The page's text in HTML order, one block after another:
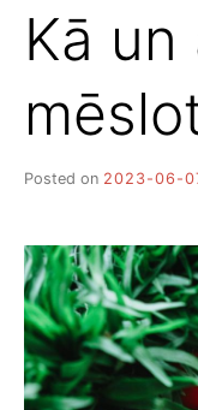
Kā un
Posted on 2023-06-